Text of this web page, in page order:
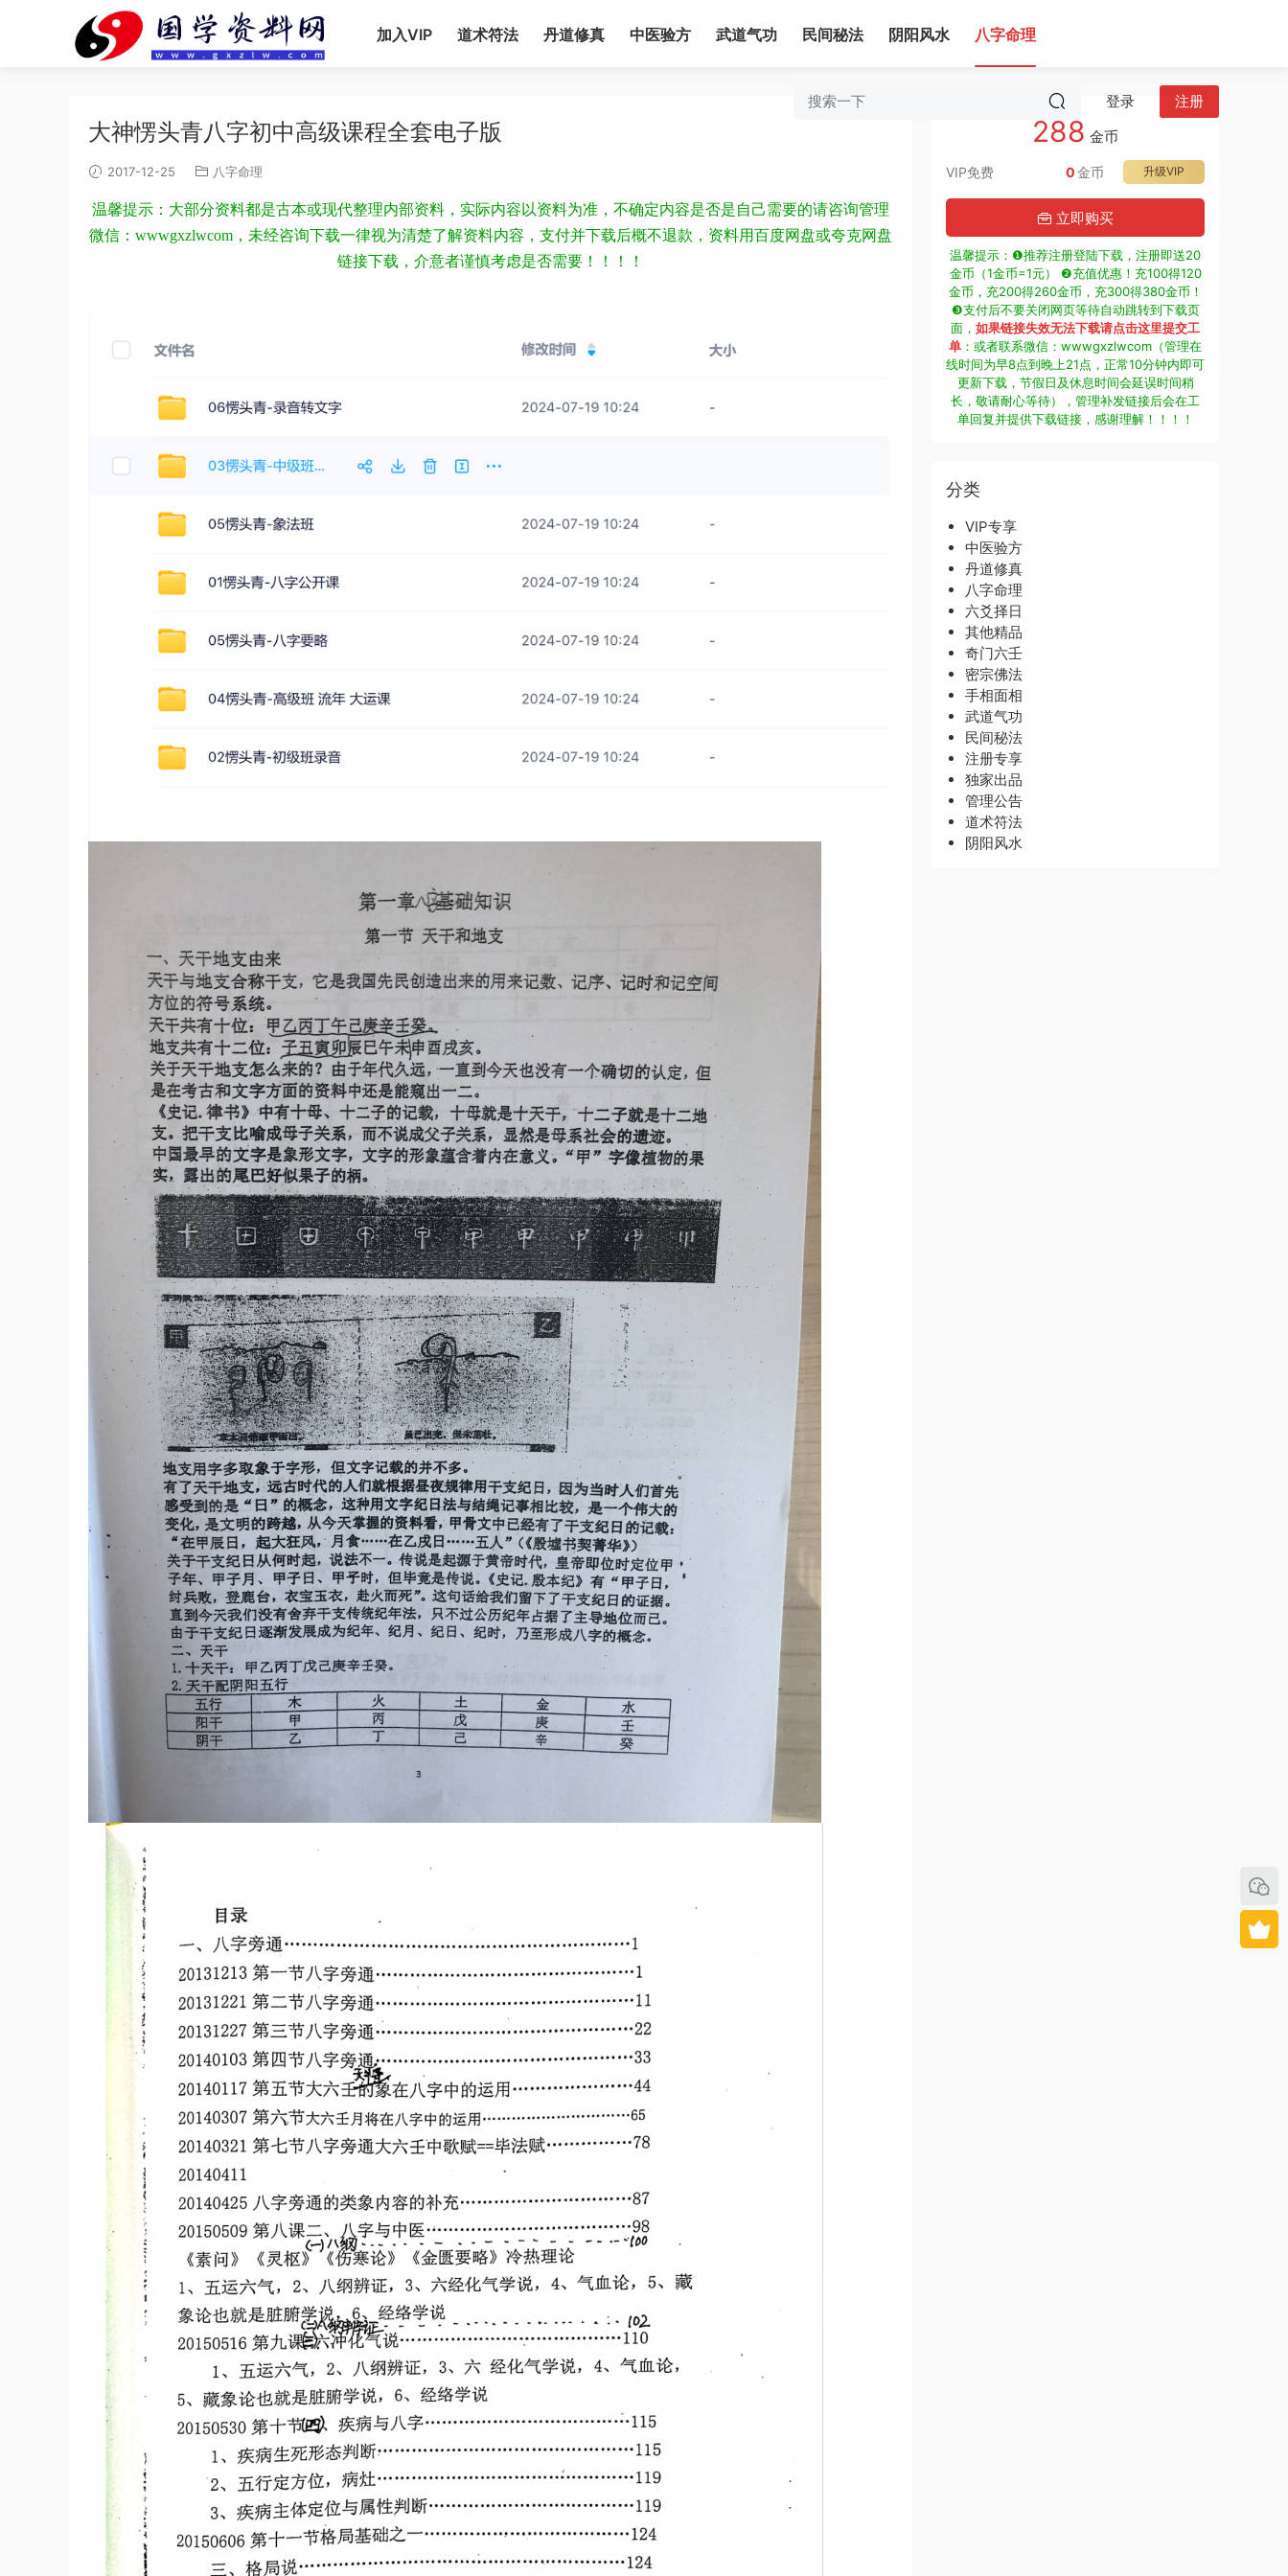
加入VIP 道术符法 丹道修真 中医验方 武道气功 民间秘法 阴阳风水 八字命理
登录 注册
大神愣头青八字初中高级课程全套电子版
2017-12-25 八字命理
温馨提示：大部分资料都是古本或现代整理内部资料，实际内容以资料为准，不确定内容是否是自己需要的请咨询管理
微信：wwwgxzlwcom，未经咨询下载一律视为清楚了解资料内容，支付并下载后概不退款，资料用百度网盘或夸克网盘
链接下载，介意者谨慎考虑是否需要！！！！
288 金币
VIP免费 升级VIP
0金币
立即购买
温馨提示：❶推荐注册登陆下载，注册即送20
金币（1金币=1元） ❷充值优惠！充100得120
金币，充200得260金币，充300得380金币！
❸支付后不要关闭网页等待自动跳转到下载页
面， 如果链接失效无法下载请点击这里提交工
单 ：或者联系微信：wwwgxzlwcom（管理在
线时间为早8点到晚上21点，正常10分钟内即可
更新下载，节假日及休息时间会延误时间稍
长，敬请耐心等待），管理补发链接后会在工
单回复并提供下载链接，感谢理解！！！！
分类
VIP专享
中医验方
丹道修真
八字命理
六爻择日
其他精品
奇门六壬
密宗佛法
手相面相
武道气功
民间秘法
注册专享
独家出品
管理公告
道术符法
阴阳风水